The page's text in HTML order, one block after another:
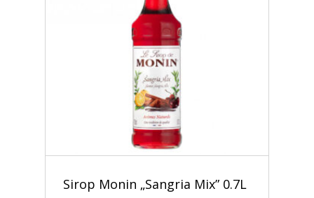
Sirop Monin „Sangria Mix” 0.7L